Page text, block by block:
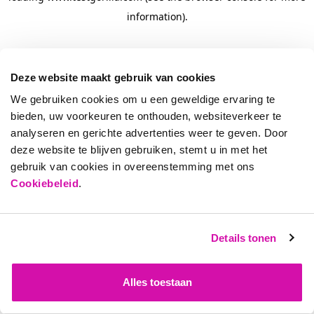
Deze website maakt gebruik van cookies
We gebruiken cookies om u een geweldige ervaring te
bieden, uw voorkeuren te onthouden, websiteverkeer te
analyseren en gerichte advertenties weer te geven. Door
deze website te blijven gebruiken, stemt u in met het
gebruik van cookies in overeenstemming met ons
Cookiebeleid.
Details tonen
Alles toestaan
information).